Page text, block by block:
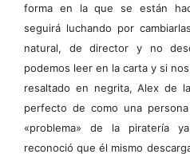
forma en la que se están
seguirá luchando por
natural, de director y no
podemos leer en la carta y si
resaltado en negrita, Alex de
perfecto de como una
«problema» de la piratería
reconoció que él mismo